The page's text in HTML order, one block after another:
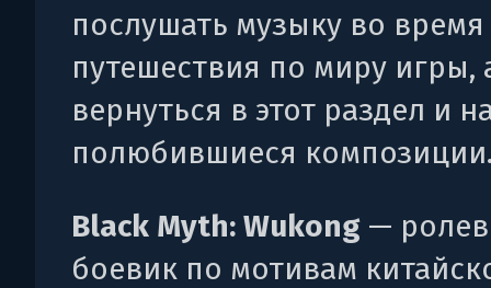
послушать музыку во время
путешествия по миру игры,
вернуться в этот раздел и
полюбившиеся
Black Myth: Wukong —
боевик по мотивам